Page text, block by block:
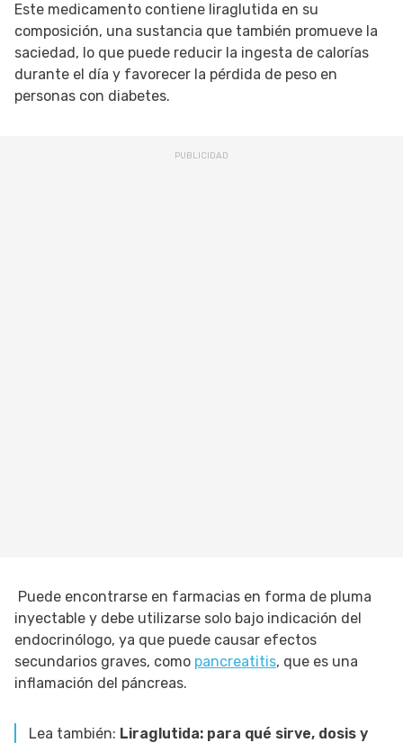
Este medicamento contiene liraglutida en su
composición, una sustancia que también promueve la
saciedad, lo que puede reducir la ingesta de calorías
durante el día y favorecer la pérdida de peso en
personas con diabetes.
Puede encontrarse en farmacias en forma de pluma
inyectable y debe utilizarse solo bajo indicación del
endocrinólogo, ya que puede causar efectos
secundarios graves, como pancreatitis, que es una
inflamación del páncreas.
Lea también: Liraglutida: para qué sirve, dosis y